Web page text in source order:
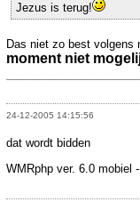
Jezus is terug!
Das niet zo best volgens
24-12-2005 14:15:56
dat wordt bidden
moment niet
WMRphp ver. 6.0 mobiel -